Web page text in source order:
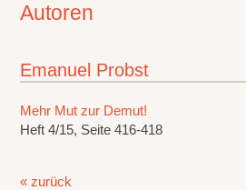
Autoren
Emanuel Probst
Mehr Mut zur Demut!
Heft 4/15, Seite 416-418
« zurück